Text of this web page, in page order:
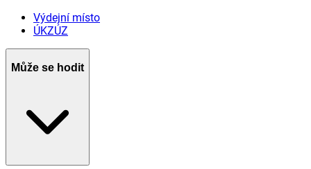
Výdejní místo
ÚKZÚZ
Může se hodit